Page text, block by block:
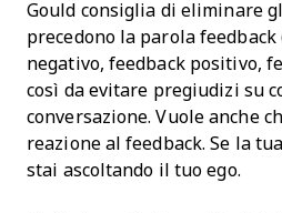
Gould consiglia di eliminare
precedono la parola feedback
negativo, feedback positivo,
così da evitare pregiudizi su
conversazione. Vuole anche
reazione al feedback. Se la
stai ascoltando il tuo ego.